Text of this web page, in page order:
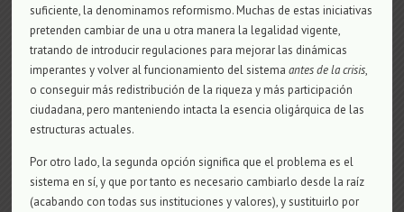
suficiente, la denominamos reformismo. Muchas de estas iniciativas
pretenden cambiar de una u otra manera la legalidad vigente,
tratando de introducir regulaciones para mejorar las dinámicas
imperantes y volver al funcionamiento del sistemaantes de la crisis,
o conseguir más redistribución de la riqueza y más participación
ciudadana, pero manteniendo intacta la esencia oligárquica de las
estructuras actuales.
Por otro lado, la segunda opción significa que el problema es el
sistema en sí, y que por tanto es necesario cambiarlo desde la raíz
(acabando con todas sus instituciones y valores), y sustituirlo por